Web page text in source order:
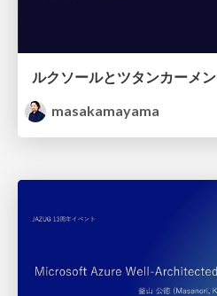
ルクソールとツタンカーメン
masakamayama